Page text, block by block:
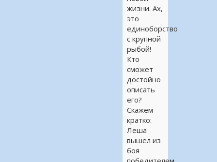
жизни. Ах,
это
единоборство
с крупной
рыбой!
Кто
сможет
достойно
описать
его?
Скажем
кратко:
Леша
вышел из
боя